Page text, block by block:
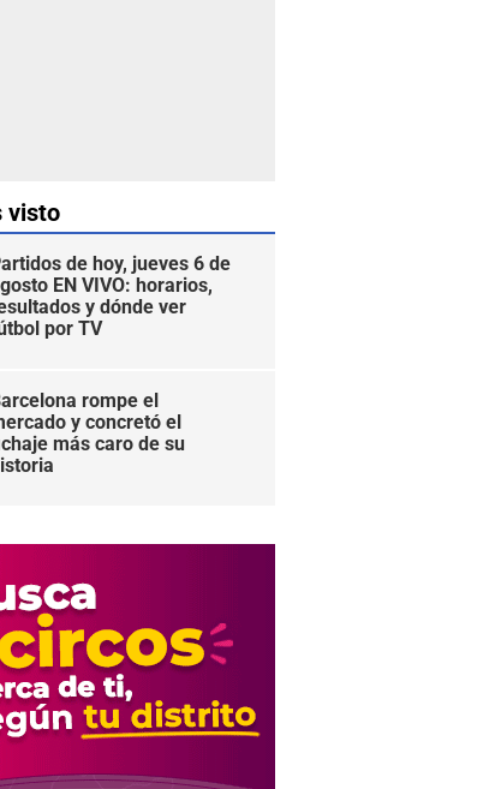
visto
de hoy, jueves 6 de
EN VIVO: horarios,
y dónde ver
por TV
rompe el
y concretó el
más caro de su